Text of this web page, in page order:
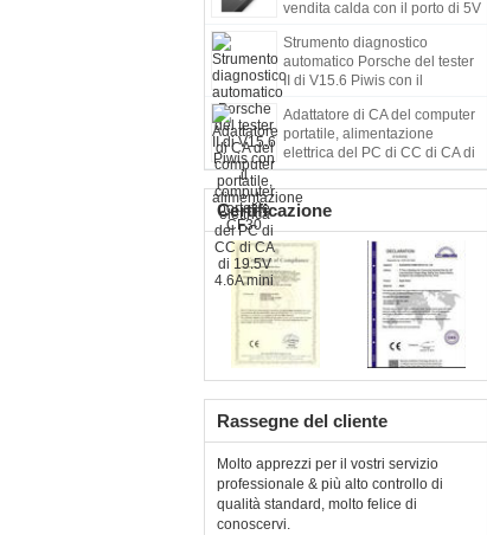
vendita calda con il porto di 5V
Strumento diagnostico
automatico Porsche del tester
II di V15.6 Piwis con il
Adattatore di CA del computer
portatile, alimentazione
elettrica del PC di CC di CA di
19.5V 4.6A mini
Certificazione
Rassegne del cliente
Molto apprezzi per il vostri servizio
professionale & più alto controllo di
qualità standard, molto felice di
conoscervi.